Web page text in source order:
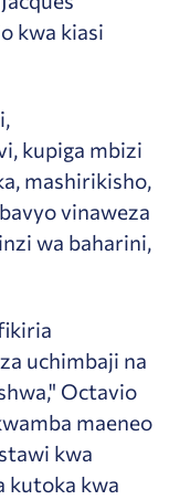
kwa kiasi
kupiga mbizi
mashirikisho,
vinaweza
wa baharini,
uchimbaji na
Octavio
maeneo
kwa
kutoka kwa